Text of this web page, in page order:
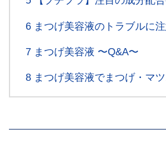
6まつげ美容液のトラブルに注
7まつげ美容液 〜Q&A〜
8まつげ美容液でまつげ・マツ